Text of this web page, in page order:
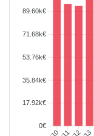
89.60k€
71.68k€
53.76k€
35.84k€
17.92k€
0€